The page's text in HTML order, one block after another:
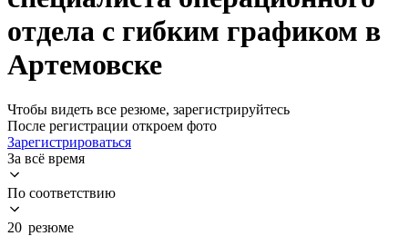
отдела с гибким графиком в
Артемовске
Чтобы видеть все резюме, зарегистрируйтесь
После регистрации откроем фото
Зарегистрироваться
За всё время
По соответствию
20 резюме